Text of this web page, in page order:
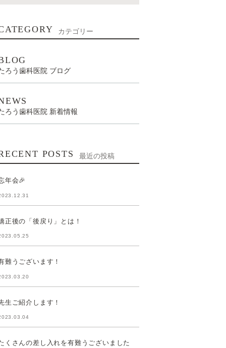
カテゴリー
ろう歯科医院 ブログ
ろう歯科医院 新着情報
POSTS 最近の投稿
年会🎉
正後の「後戻り」とは！
難うございます！
生ご紹介します！
くさんの差し入れを有難うございました